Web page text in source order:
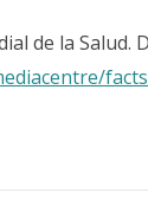
de la Salud.